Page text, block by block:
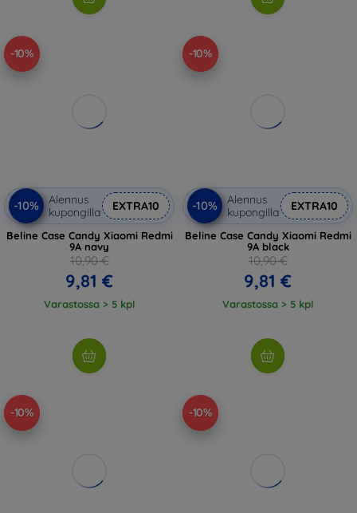
-10%
-10%
Alennus
kupongilla
EXTRA10
Beline Case Candy Xiaomi Redmi
9A navy
10,90 €
9,81 €
Varastossa > 5 kpl
-10%
-10%
Alennus
kupongilla
EXTRA10
Beline Case Candy Xiaomi Redmi
9A black
10,90 €
9,81 €
Varastossa > 5 kpl
-10% -10%